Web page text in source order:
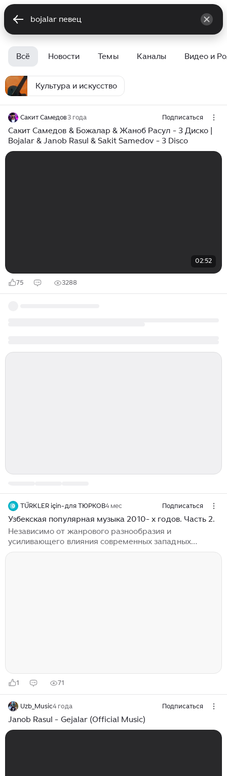
Всё Новости Темы Каналы Видео и
Культура и искусство
Сакит Самедов3 года Подписаться
Сакит Самедов & Божалар & Жаноб Расул - 3 Диско |
Bojalar & Janob Rasul & Sakit Samedov - 3 Disco
02:52
75 3288
TÜRKLER için-для ТЮРКОВ4 мес Подписаться
Узбекская популярная музыка 2010- х годов. Часть 2.
Независимо от жанрового разнообразия и
усиливающего влияния современных западных
течений, в узбекской музыке важным фактором
1 71
Uzb_Music4 года Подписаться
Janob Rasul - Gejalar (Official Music)